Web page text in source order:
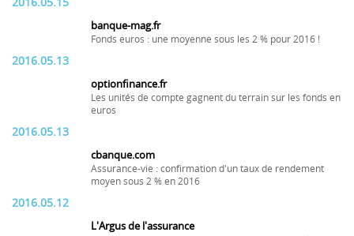
2016.05.15
banque-mag.fr
Fonds euros : une moyenne sous les 2 % pour 2016 !
2016.05.13
optionfinance.fr
Les unités de compte gagnent du terrain sur les fonds en
euros
2016.05.13
cbanque.com
Assurance-vie : confirmation d'un taux de rendement
moyen sous 2 % en 2016
2016.05.12
L'Argus de l'assurance